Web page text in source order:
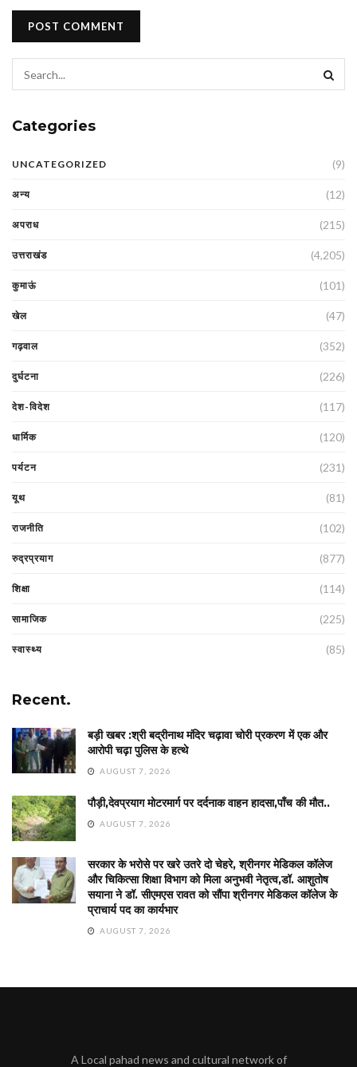
Categories
UNCATEGORIZED (9)
अन्य (12)
अपराध (215)
उत्तराखंड (4,205)
कुमाऊं (101)
खेल (47)
गढ़वाल (352)
दुर्घटना (226)
देश-विदेश (117)
धार्मिक (120)
पर्यटन (231)
यूथ (81)
राजनीति (102)
रुद्रप्रयाग (877)
शिक्षा (114)
सामाजिक (225)
स्वास्थ्य (85)
Recent.
बड़ी खबर :श्री बद्रीनाथ मंदिर चढ़ावा चोरी प्रकरण में एक और
आरोपी चढ़ा पुलिस के हत्थे
AUGUST 7, 2026
पौड़ी,देवप्रयाग मोटरमार्ग पर दर्दनाक वाहन हादसा,पाँच की मौत..
AUGUST 7, 2026
सरकार के भरोसे पर खरे उतरे दो चेहरे, श्रीनगर मेडिकल कॉलेज
और चिकित्सा शिक्षा विभाग को मिला अनुभवी नेतृत्व,डॉ. आशुतोष
सयाना ने डॉ. सीएमएस रावत को सौंपा श्रीनगर मेडिकल कॉलेज के
प्राचार्य पद का कार्यभार
AUGUST 7, 2026
A Local pahad news and cultural network of